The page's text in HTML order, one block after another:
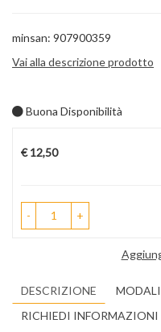
minsan: 907900359
Vai alla descrizione prodotto
Buona Disponibilità
Prezzo
€ 12,50
- +
DESCRIZIONE
RICHIEDI INFORMAZIONI